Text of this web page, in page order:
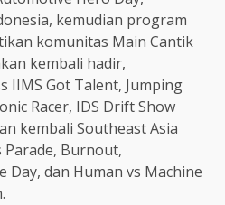
kemudian program
komunitas Main Cantik
kembali hadir,
IIMS Got Talent, Jumping
Racer, IDS Drift Show
kembali Southeast Asia
Parade, Burnout,
Day, dan Human vs Machine